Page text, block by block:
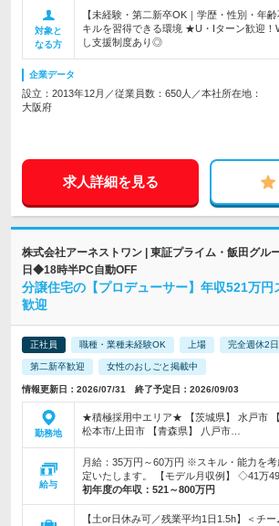
対象と
なる方
【未経験・第二新卒OK｜学歴・性別・年
キルを習得できる環境 ★U・Iターン歓迎！
し支援制度あり◎
企業データ
設立：2013年12月／従業員数：650人／本社所在地：
大阪府
求人詳細を見る
株式会社アーネストワン | 東証プライム・飯田グ
日◆18時半PC自動OFF
分譲住宅の【プロデューサー】年収521万円
歓迎
正社員 職種・業種未経験OK 上場 完全週休2日
第二新卒歓迎 女性のおしごと掲載中
情報更新日：2026/07/31 終了予定日：2026/09/03
勤務地
★積極採用中エリア★ 【茨城県】 水戸市
松本市/上田市 【青森県】 八戸市…
給与
月給：35万円～60万円 ※スキル・能力を
定いたします。 【モデル月収例】 ◇41万
初年度の年収： 521～800万円
【土or日休み可／残業平均1日1.5h】＜チ